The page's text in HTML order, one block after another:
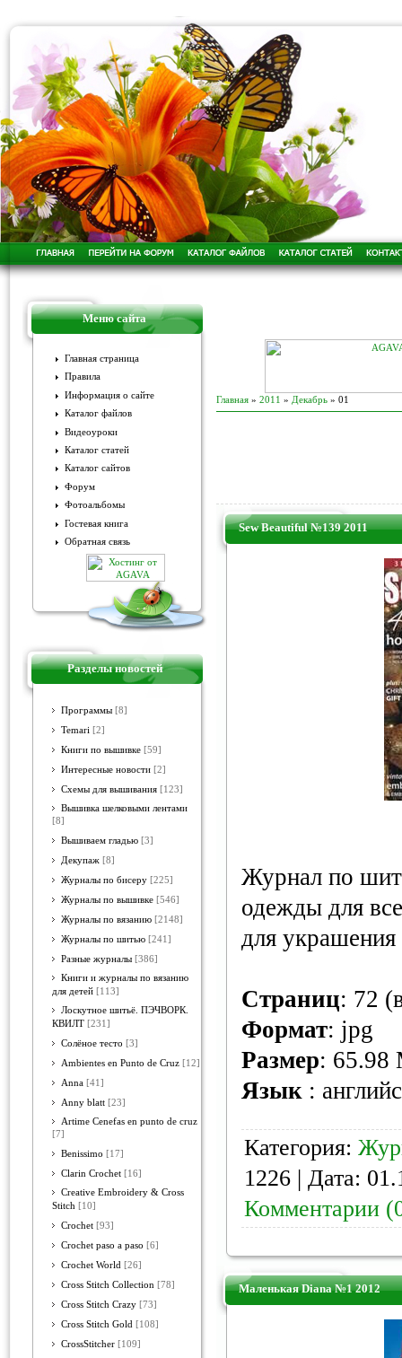
Меню сайта
Главная страница
Правила
Информация о сайте
Каталог файлов
Видеоуроки
Каталог статей
Каталог сайтов
Форум
Фотоальбомы
Гостевая книга
Обратная связь
Разделы новостей
Программы [8]
Temari [2]
Книги по вышивке [59]
Интересные новости [2]
Схемы для вышивания [123]
Вышивка шелковыми лентами
[8]
Вышиваем гладью [3]
Декупаж [8]
Журналы по бисеру [225]
Журналы по вышивке [546]
Журналы по вязанию [2148]
Журналы по шитью [241]
Разные журналы [386]
Книги и журналы по вязанию
для детей [113]
Лоскутное шитьё. ПЭЧВОРК.
КВИЛТ [231]
Солёное тесто [3]
Ambientes en Punto de Cruz [12]
Anna [41]
Anny blatt [23]
Artime Cenefas en punto de cruz
[7]
Benissimo [17]
Clarin Crochet [16]
Creative Embroidery & Cross
Stitch [10]
Crochet [93]
Crochet paso a paso [6]
Crochet World [26]
Cross Stitch Collection [78]
Cross Stitch Crazy [73]
Cross Stitch Gold [108]
CrossStitcher [109]
Главная » 2011 » Декабрь » 01
Sew Beautiful №139 2011
Журнал по
одежды для
для
Страниц: 72
Формат: jpg
Размер: 65.98
Язык :
Категория:
1226 | Дата:
Комментарии
Маленькая Diana №1 2012